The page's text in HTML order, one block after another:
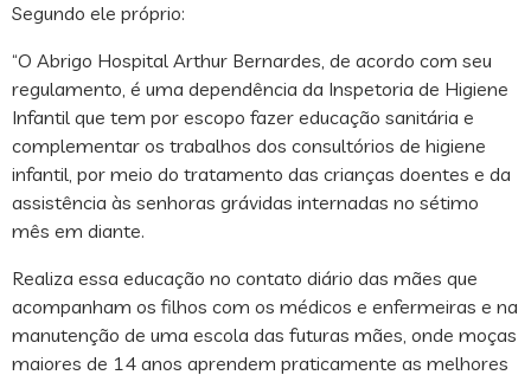
Segundo ele próprio:
“O Abrigo Hospital Arthur Bernardes, de acordo com seu
regulamento, é uma dependência da Inspetoria de Higiene
Infantil que tem por escopo fazer educação sanitária e
complementar os trabalhos dos consultórios de higiene
infantil, por meio do tratamento das crianças doentes e da
assistência às senhoras grávidas internadas no sétimo
mês em diante.
Realiza essa educação no contato diário das mães que
acompanham os filhos com os médicos e enfermeiras e na
manutenção de uma escola das futuras mães, onde moças
maiores de 14 anos aprendem praticamente as melhores